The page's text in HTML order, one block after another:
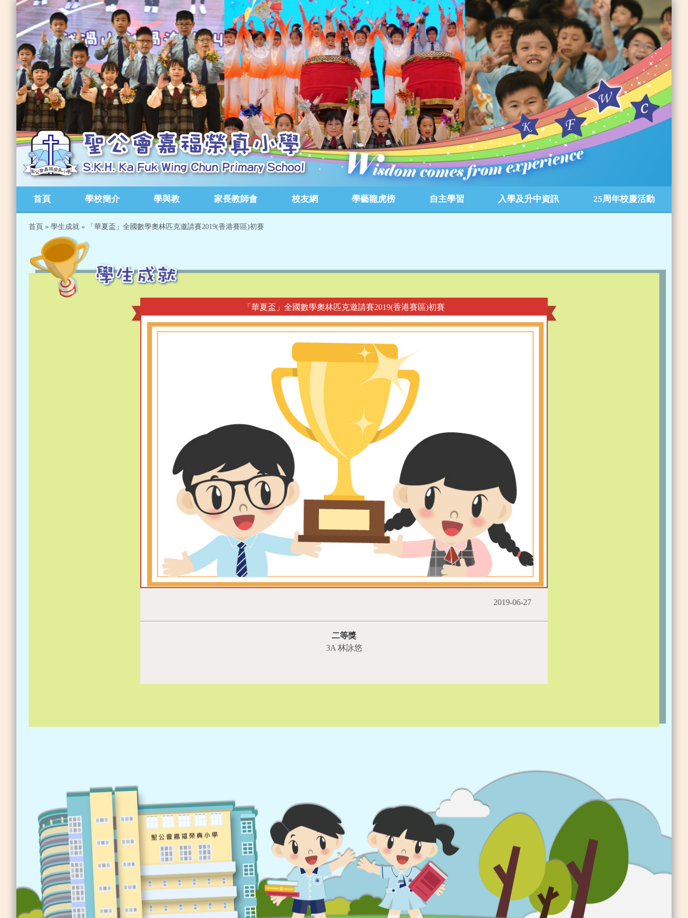
首頁 學校簡介 學與教 家長教師會 校友網 學藝龍虎榜 自主學習 入學及升中資訊 25周年校慶活動
首頁 » 學生成就 » 「華夏盃」全國數學奧林匹克邀請賽2019(香港賽區)初賽
「華夏盃」全國數學奧林匹克邀請賽2019(香港賽區)初賽
2019-06-27
二等獎
3A 林詠悠